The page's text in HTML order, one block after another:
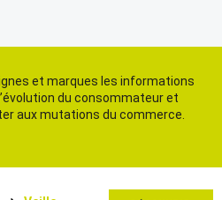
et marques les informations
du consommateur et
aux mutations du commerce.